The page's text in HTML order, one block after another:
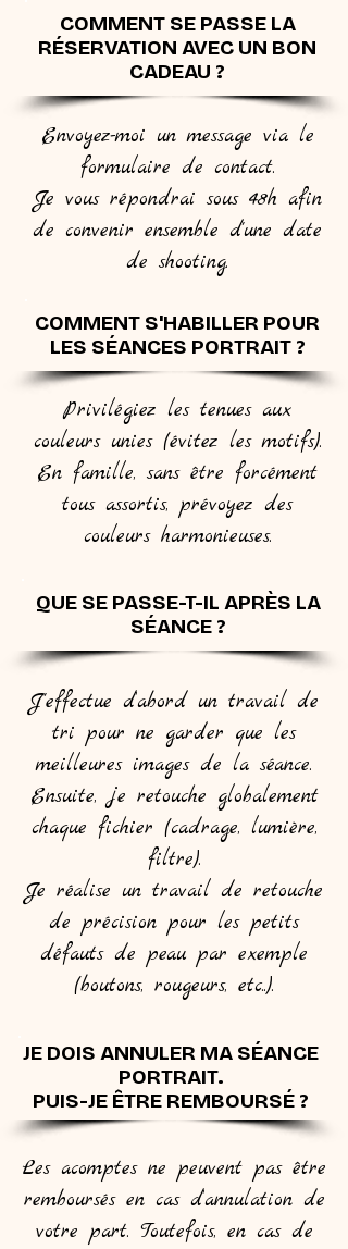
COMMENT SE PASSE LA
RÉSERVATION AVEC UN BON
CADEAU ?
Envoyez-moi un message via le
formulaire de contact.
Je vous répondrai sous 48h afin
de convenir ensemble d'une date
de shooting.
COMMENT S'HABILLER POUR
LES SÉANCES PORTRAIT ?
Privilégiez les tenues aux
couleurs unies (évitez les motifs).
En famille, sans être forcément
tous assortis, prévoyez des
couleurs harmonieuses.
QUE SE PASSE-T-IL APRÈS LA
SÉANCE ?
J'effectue d’abord un travail de
tri pour ne garder que les
meilleures images de la séance.
Ensuite, je retouche globalement
chaque fichier (cadrage, lumière,
filtre).
Je réalise un travail de retouche
de précision pour les petits
défauts de peau par exemple
(boutons, rougeurs, etc..).
JE DOIS ANNULER MA SÉANCE
PORTRAIT.
PUIS-JE ÊTRE REMBOURSÉ ?
Les acomptes ne peuvent pas être
remboursés en cas d’annulation de
votre part. Toutefois, en cas de